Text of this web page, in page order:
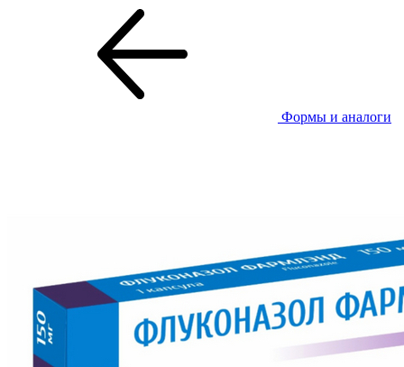
Формы и аналоги